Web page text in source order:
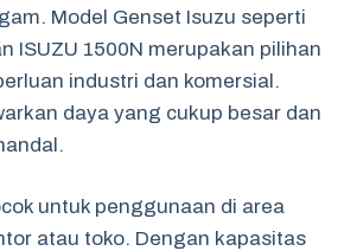
Model Genset Isuzu seperti
ISUZU 1500N merupakan pilihan
industri dan komersial.
daya yang cukup besar dan
untuk penggunaan di area
atau toko. Dengan kapasitas